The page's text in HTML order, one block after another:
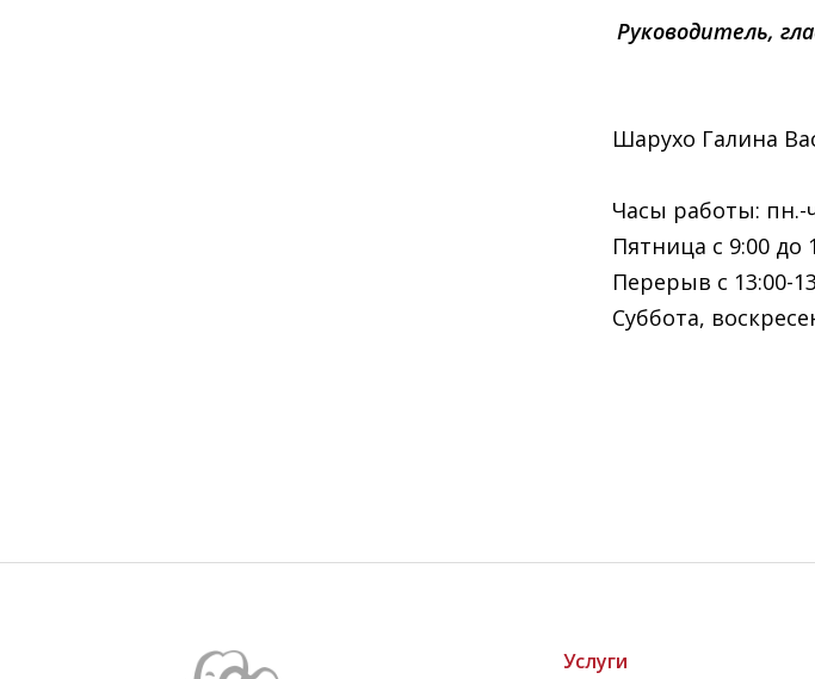
Руководитель,
Шарухо
Часы работы: пн.-
Пятница с 9:00 до
Перерыв с 13:00-
Суббота,
Услуги